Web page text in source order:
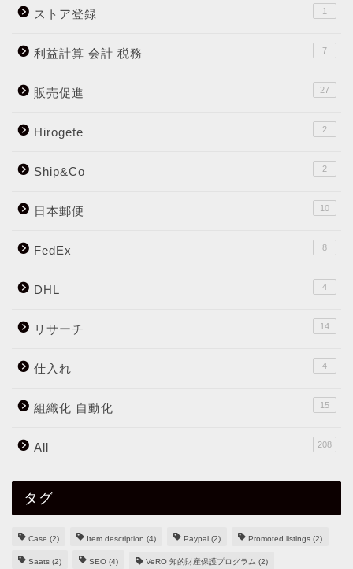
ストア登録 1
利益計算 会計 税務 7
販売促進 27
Hirogete 2
Ship&Co 2
日本郵便 10
FedEx 8
DHL 4
リサーチ 14
仕入れ 4
組織化 自動化 15
All 208
タグ
Case (2) Item description (4) Paypal (2) Promoted listings (2)
Saats (2) SEO (4) VeRO 知的財産保護プログラム (2)